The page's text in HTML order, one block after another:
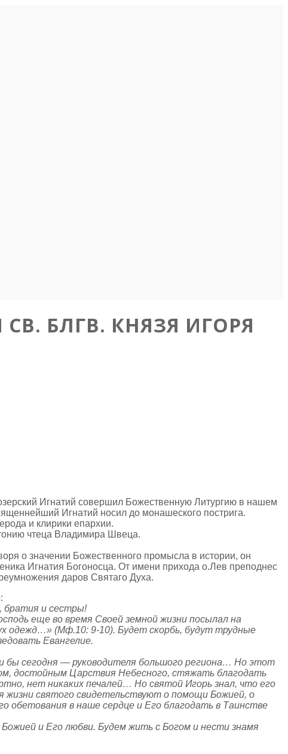
БЛГВ. КНЯЗЯ ИГОРЯ
Игнатий совершил Божественную Литургию в нашем
Игнатий носил до монашеского пострига.
и клирики епархии.
чтеца Владимира Швеца.
о значении Божественного промысла в истории, он
Игнатия Богоносца. От имени прихода о.Лев преподнес
даров Святаго Духа.
братия и сестры!
еще во время Своей земной жизни посылал на
одежд…» (Мф.10: 9-10). Будет скорбь, будут трудные
Евангелие.
бы сегодня — руководителя большого региона… Но этот
достойным Царствия Небесного, стяжать благодать
нет никаких печалей… Но святой Игорь знал, что его
святого свидетельствуют о помощи Божией, о
обетования в наше сердце и Его благодать в Таинстве
и Его любви. Будем жить с Богом и нести знамя